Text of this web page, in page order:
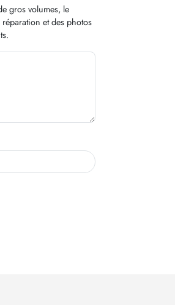
gros volumes, le
et des photos